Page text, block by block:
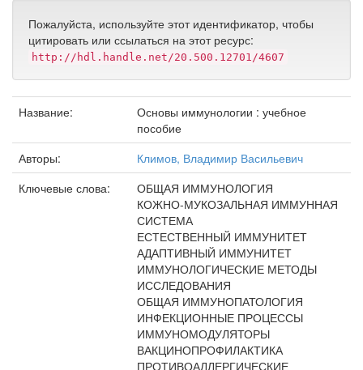
Пожалуйста, используйте этот идентификатор, чтобы
цитировать или ссылаться на этот ресурс:
http://hdl.handle.net/20.500.12701/4607
Название:
Основы иммунологии : учебное
пособие
Авторы:
Климов, Владимир Васильевич
Ключевые слова:
ОБЩАЯ ИММУНОЛОГИЯ
КОЖНО-МУКОЗАЛЬНАЯ ИММУННАЯ
СИСТЕМА
ЕСТЕСТВЕННЫЙ ИММУНИТЕТ
АДАПТИВНЫЙ ИММУНИТЕТ
ИММУНОЛОГИЧЕСКИЕ МЕТОДЫ
ИССЛЕДОВАНИЯ
ОБЩАЯ ИММУНОПАТОЛОГИЯ
ИНФЕКЦИОННЫЕ ПРОЦЕССЫ
ИММУНОМОДУЛЯТОРЫ
ВАКЦИНОПРОФИЛАКТИКА
ПРОТИВОАЛЛЕРГИЧЕСКИЕ